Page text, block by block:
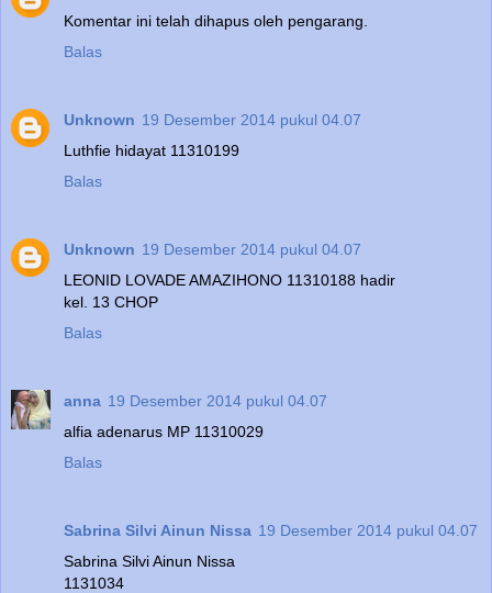
Komentar ini telah dihapus oleh pengarang.
Balas
Unknown 19 Desember 2014 pukul 04.07
Luthfie hidayat 11310199
Balas
Unknown 19 Desember 2014 pukul 04.07
LEONID LOVADE AMAZIHONO 11310188 hadir
kel. 13 CHOP
Balas
anna 19 Desember 2014 pukul 04.07
alfia adenarus MP 11310029
Balas
Sabrina Silvi Ainun Nissa 19 Desember 2014 pukul 04.07
Sabrina Silvi Ainun Nissa
1131034